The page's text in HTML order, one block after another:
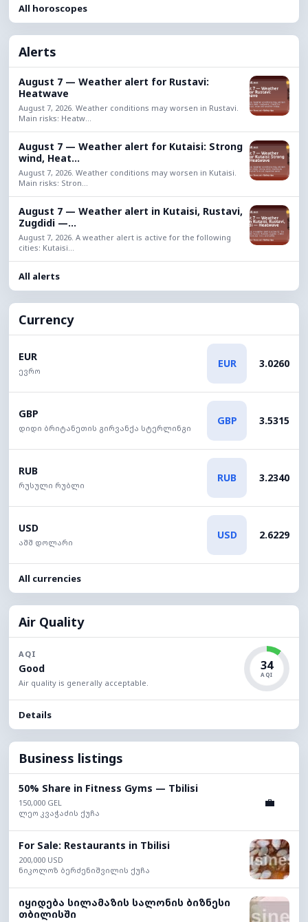
All horoscopes
Alerts
August 7 — Weather alert for Rustavi:
Heatwave
August 7, 2026. Weather conditions may worsen in Rustavi.
Main risks: Heatw...
August 7 — Weather alert for Kutaisi: Strong
wind, Heat...
August 7, 2026. Weather conditions may worsen in Kutaisi.
Main risks: Stron...
August 7 — Weather alert in Kutaisi, Rustavi,
Zugdidi —...
August 7, 2026. A weather alert is active for the following
cities: Kutaisi...
All alerts
Currency
EUR
ევრო
EUR 3.0260
GBP
დიდი ბრიტანეთის გირვანქა სტერლინგი
GBP 3.5315
RUB
რუსული რუბლი
RUB 3.2340
USD
აშშ დოლარი
USD 2.6229
All currencies
Air Quality
AQI
Good
Air quality is generally acceptable.
34
AQI
Details
Business listings
50% Share in Fitness Gyms — Tbilisi
150,000 GEL
ლეო კვაჭაძის ქუჩა
💼
For Sale: Restaurants in Tbilisi
200,000 USD
ნიკოლოზ ბერძენიშვილის ქუჩა
იყიდება სილამაზის სალონის ბიზნესი
თბილისში